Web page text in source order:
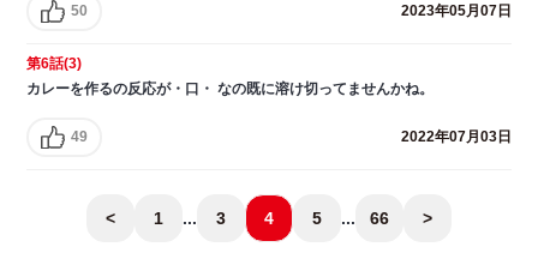
50 2023年05月07日
第6話(3)
カレーを作るの反応が・口・ なの既に溶け切ってませんかね。
49 2022年07月03日
< 1 ... 3 4 5 ... 66 >